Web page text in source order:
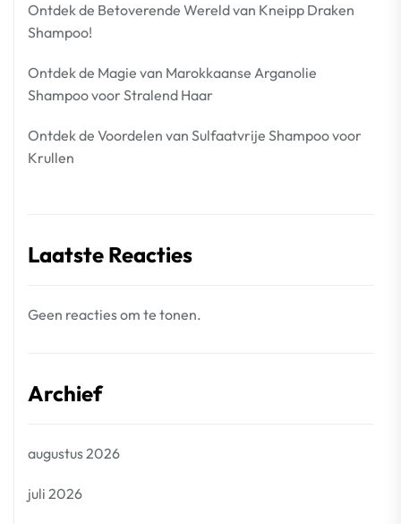
Ontdek de Betoverende Wereld van Kneipp Draken
Shampoo!
Ontdek de Magie van Marokkaanse Arganolie
Shampoo voor Stralend Haar
Ontdek de Voordelen van Sulfaatvrije Shampoo voor
Krullen
Laatste Reacties
Geen reacties om te tonen.
Archief
augustus 2026
juli 2026